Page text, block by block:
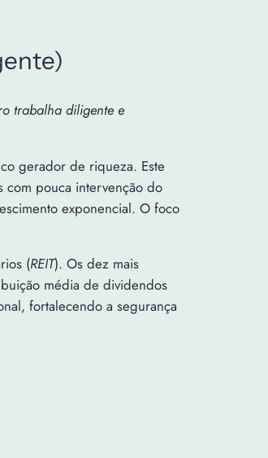
trabalha diligente e
gerador de riqueza. Este
com pouca intervenção do
exponencial. O foco
(REIT). Os dez mais
média de dividendos
fortalecendo a segurança